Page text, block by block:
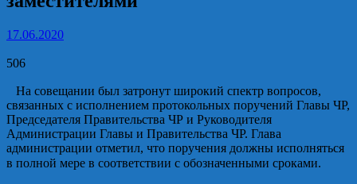
17.06.2020
506
⁣⁣⠀На совещании был затронут широкий спектр вопросов,
связанных с исполнением протокольных поручений Главы ЧР,
Председателя Правительства ЧР и Руководителя
Администрации Главы и Правительства ЧР. Глава
администрации отметил, что поручения должны исполняться
в полной мере в соответствии с обозначенными сроками.⁣⁣⠀